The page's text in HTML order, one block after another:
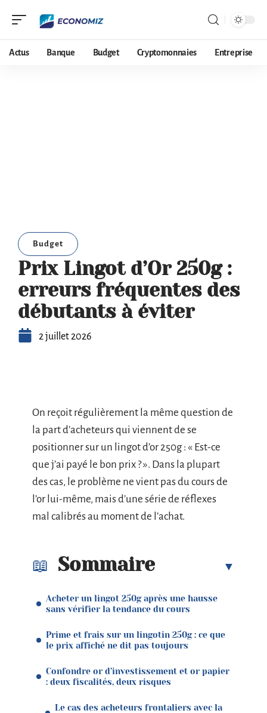
Actus Banque Budget Cryptomonnaies Entreprise
Budget
Prix Lingot d’Or 250g :
erreurs fréquentes des
débutants à éviter
2 juillet 2026
On reçoit régulièrement la même question de
la part d’acheteurs qui viennent de se
positionner sur un lingot d’or 250g : « Est-ce
que j’ai payé le bon prix ? ». Dans la plupart
des cas, le problème ne vient pas du cours de
l’or lui-même, mais d’une série de réflexes
mal calibrés au moment de l’achat.
Sommaire
Acheter un lingot 250g après une hausse
sans vérifier la tendance du cours
Prime et frais sur un lingotin 250g : ce que
le prix affiché ne dit pas toujours
Confondre or d’investissement et or papier
: deux fiscalités, deux risques
Le cas des acheteurs frontaliers avec la